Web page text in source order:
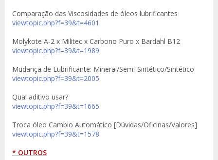
Comparação das Viscosidades de óleos lubrificantes
viewtopic.php?f=39&t=4601
Molykote A-2 x Militec x Carbono Puro x Bardahl B12
viewtopic.php?f=39&t=1989
Mudança de Lubrificante: Mineral/Semi-Sintético/Sintético
viewtopic.php?f=39&t=2005
Qual aditivo usar?
viewtopic.php?f=39&t=1665
Troca óleo Cambio Automático [Dúvidas/Oficinas/Valores]
viewtopic.php?f=39&t=1578
* OUTROS